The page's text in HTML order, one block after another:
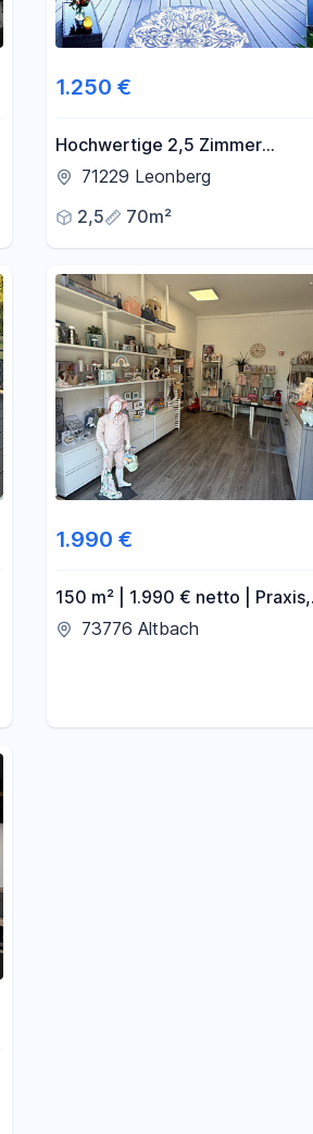
1.250 €
Hochwertige 2,5 Zimmer
Terrassen Wohnung in Leonberg
71229 Leonberg
2,5
70m²
1.990 €
150 m² | 1.990 € netto | Praxis,
Büro oder Laden | Klimatisiert |
73776 Altbach